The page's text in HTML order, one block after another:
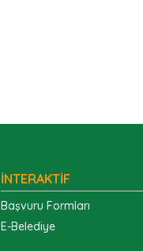
İNTERAKTİF
Başvuru Formları
E-Belediye